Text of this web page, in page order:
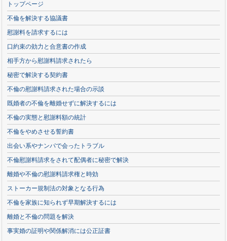
トップページ
不倫を解決する協議書
慰謝料を請求するには
口約束の効力と合意書の作成
相手方から慰謝料請求されたら
秘密で解決する契約書
不倫の慰謝料請求された場合の示談
既婚者の不倫を離婚せずに解決するには
不倫の実態と慰謝料額の統計
不倫をやめさせる誓約書
出会い系やナンパで会ったトラブル
不倫慰謝料請求をされて配偶者に秘密で解決
離婚や不倫の慰謝料請求権と時効
ストーカー規制法の対象となる行為
不倫を家族に知られず早期解決するには
離婚と不倫の問題を解決
事実婚の証明や関係解消には公正証書